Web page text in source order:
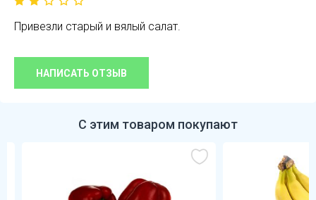
Привезли старый и вялый салат.
НАПИСАТЬ ОТЗЫВ
С этим товаром покупают